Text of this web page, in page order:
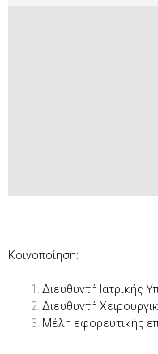
Κοινοποίηση:
Διευθυντή Ιατρικής
Διευθυντή
Μέλη εφορευτικής